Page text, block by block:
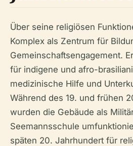
Über seine religiösen
Komplex als Zentrum für
Gemeinschaftsengagement.
für indigene und afro-
medizinische Hilfe und
Während des 19. und frühen
wurden die Gebäude als
Seemannsschule
späten 20. Jahrhundert für